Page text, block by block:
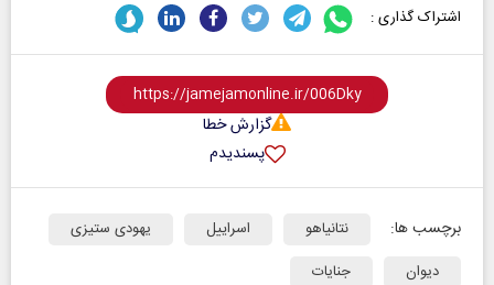
اشتراک گذاری :
گزارش خطا
پسندیدم
برچسب ها: نتانیاهو اسراییل
یهودی ستیزی
دیوان
جنایات